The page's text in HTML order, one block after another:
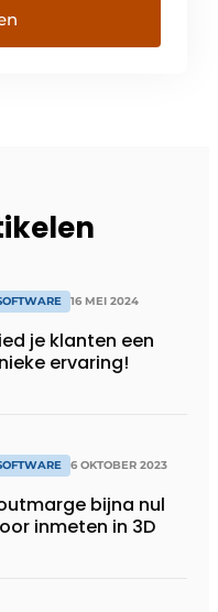
16 MEI 2024
je klanten een
ervaring!
6 OKTOBER 2023
bijna nul
inmeten in 3D